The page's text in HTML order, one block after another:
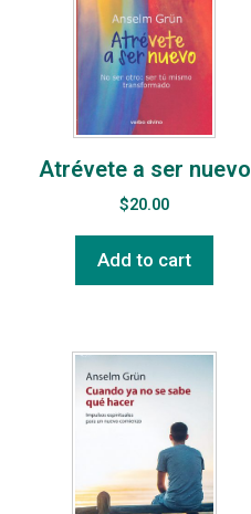
Atrévete a ser nuevo
$20.00
Add to cart